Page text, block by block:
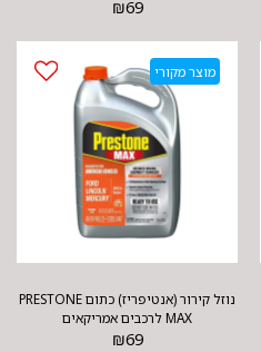
לשימוש
₪69
מוצר מקורי
נוזל קירור (אנטיפריז) כתום PRESTONE
MAX לרכבים אמריקאים
₪69